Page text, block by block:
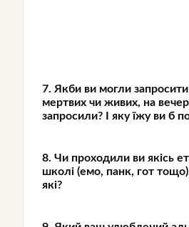
7. Якби ви могли
мертвих чи живих, на
запросили? І яку їжу ви б
8. Чи проходили ви якісь
школі (емо, панк, гот
які?